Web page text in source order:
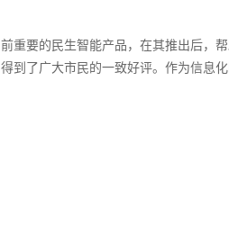
重要的民生智能产品，在其推出后，
到了广大市民的一致好评。作为信息化